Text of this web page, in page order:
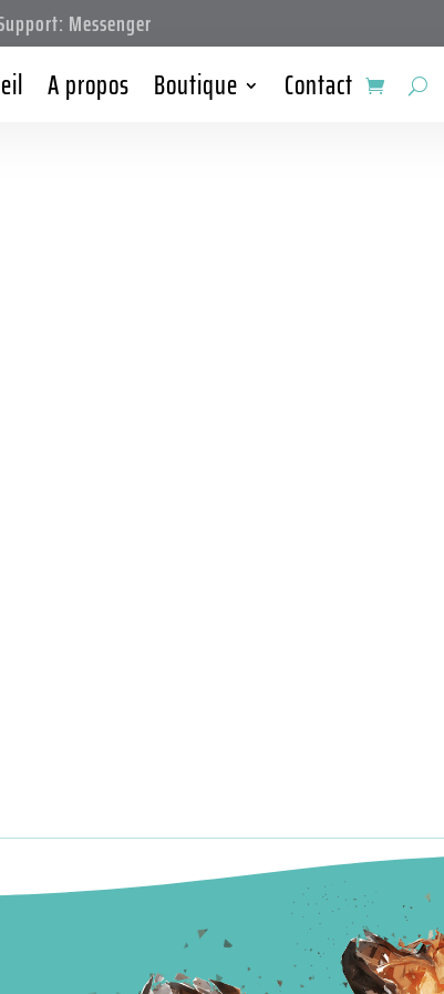
Messenger
A propos Boutique Contact